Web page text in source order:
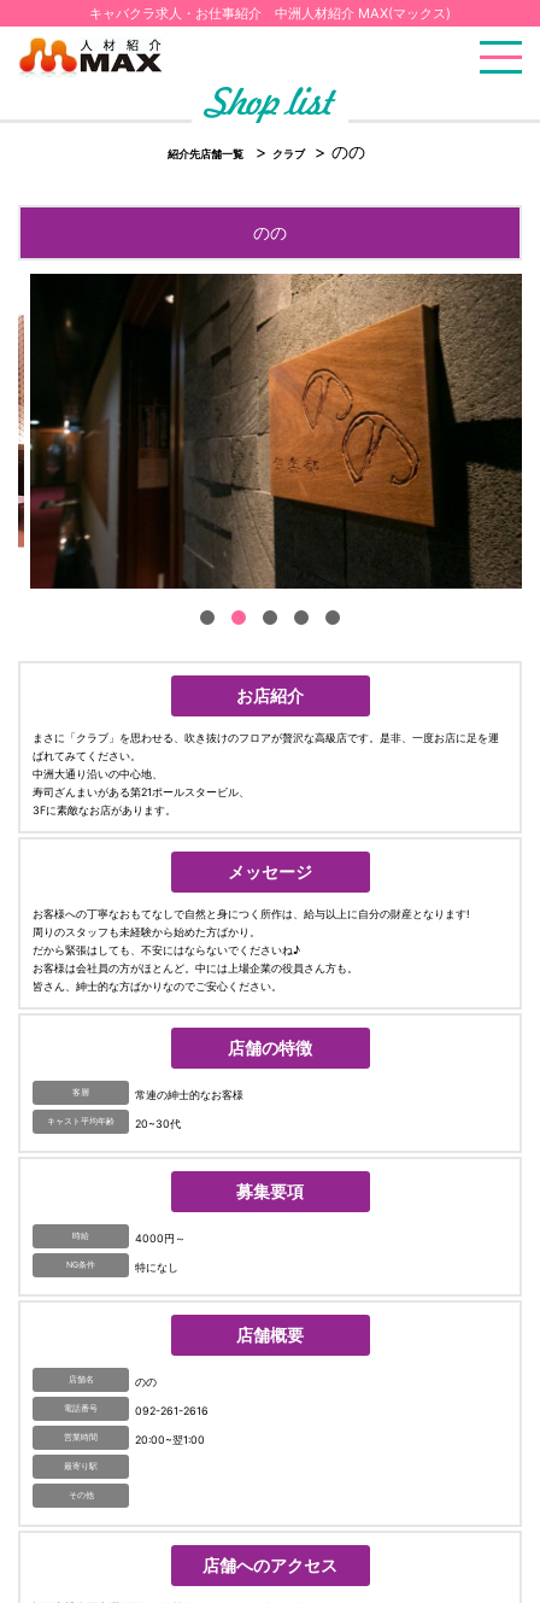
キャバクラ求人・お仕事紹介 中洲人材紹介 MAX(マックス)
紹介先店舗一覧 クラブ のの
のの
お店紹介
まさに「クラブ」を思わせる、吹き抜けのフロアが贅沢な高級店です。是非、一度お店に足を運
ばれてみてください。
中洲大通り沿いの中心地、
寿司ざんまいがある第21ポールスタービル、
3Fに素敵なお店があります。
メッセージ
お客様への丁寧なおもてなしで自然と身につく所作は、給与以上に自分の財産となります!
周りのスタッフも未経験から始めた方ばかり。
だから緊張はしても、不安にはならないでくださいね♪
お客様は会社員の方がほとんど。中には上場企業の役員さん方も。
皆さん、紳士的な方ばかりなのでご安心ください。
店舗の特徴
客層 常連の紳士的なお客様
キャスト平均年齢 20~30代
募集要項
時給 4000円～
NG条件 特になし
店舗概要
店舗名 のの
電話番号 092-261-2616
営業時間 20:00~翌1:00
最寄り駅
その他
店舗へのアクセス